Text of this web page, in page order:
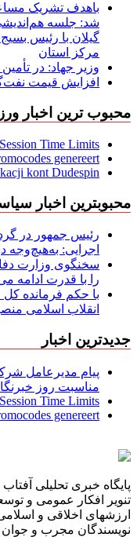
باهدف تشریک
شد: جلسه
گیلان با رئیس
مركز استان
وزیر جهاد: در
افزایش قیمت
محبوب ترین اخبار
Time Limits
genereert
kont Dudespin
محبوبترین اخبار
رئیس جمهور در
اجرایی: به‌هیچ‌وجه
سخنگوی وزارت
را با قدرت ادامه
با حکم فرمانده کل
انقلاب اسلامی
جدیدترین اخبار
پیام مدیرعامل
مناسبت روز
Time Limits
genereert
پایگاه خبری تحلیلی
تنویر افکار عمومی و
ارزشهای اخلاقی و
نویسندگان مجرب و جوان